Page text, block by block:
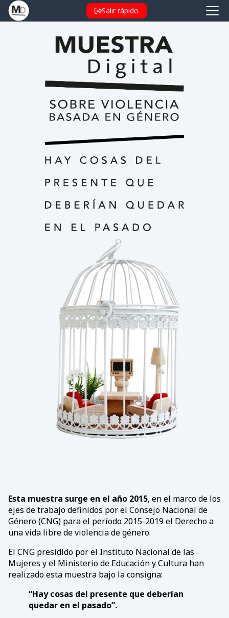
Salir rápido
Muestra Digital sobre Violencia de
Esta muestra surge en el año 2015, en el marco de los
ejes de trabajo definidos por el Consejo Nacional de
Género (CNG) para el período 2015-2019 el Derecho a
una vida libre de violencia de género.
El CNG presidido por el Instituto Nacional de las
Mujeres y el Ministerio de Educación y Cultura han
realizado esta muestra bajo la consigna:
“Hay cosas del presente que deberían
quedar en el pasado”.